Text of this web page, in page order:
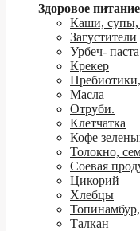
Здоровое питание
Каши, супы,
Загустители
Урбеч-
Крекер
Масла
Отруби.
Клетчатка
Кофе
Толокно,
Соевая
Цикорий
Хлебцы
Талкан